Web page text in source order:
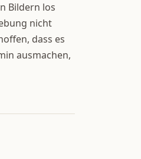
Bildern los
nicht
dass es
ausmachen,